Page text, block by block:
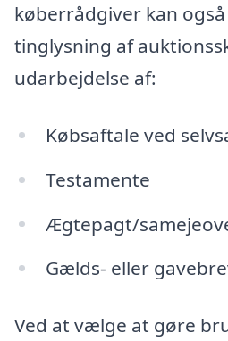
køberrådgiver kan
tinglysning af
udarbejdelse af:
Købsaftale ved
Testamente
Ægtepagt/
Gælds- eller
Ved at vælge at gøre